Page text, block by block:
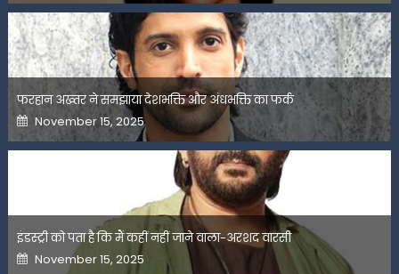
फरहान अख्तर ने समझाया देशभक्ति और अंधभक्ति का फर्क
Posted
on
November 15, 2025
इंडस्ट्री को पता है कि मैं कहीं नहीं जाने वाला-अरशद वारसी
Posted
on
November 15, 2025